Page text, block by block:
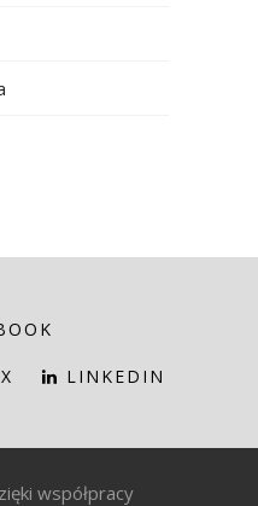
LINKEDIN
współpracy